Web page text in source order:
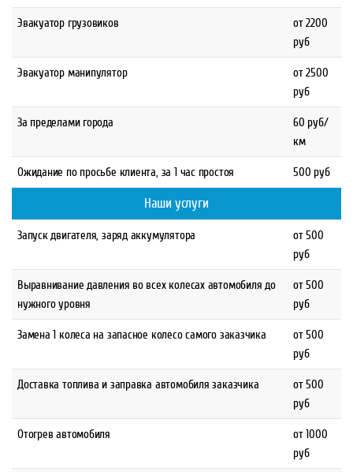
Эвакуатор грузовиков
от 2200
руб
Эвакуатор манипулятор
от 2500
руб
За пределами города
60 руб/
км
Ожидание по просьбе клиента, за 1 час простоя 500 руб
Наши услуги
Запуск двигателя, заряд аккумулятора
от 500
руб
Выравнивание давления во всех колесах автомобиля до
нужного уровня
от 500
руб
Замена 1 колеса на запасное колесо самого заказчика
от 500
руб
Доставка топлива и заправка автомобиля заказчика
от 500
руб
Отогрев автомобиля
от 1000
руб